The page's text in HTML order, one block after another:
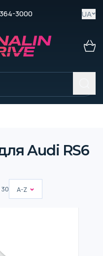
3000 UA
Audi RS6
30 A-Z